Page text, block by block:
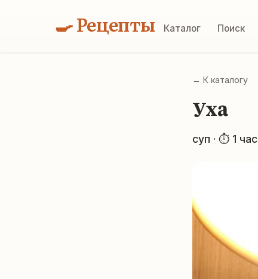
🍳 Рецепты Каталог Поиск
← К каталогу
Уха
суп · ⏱ 1 час